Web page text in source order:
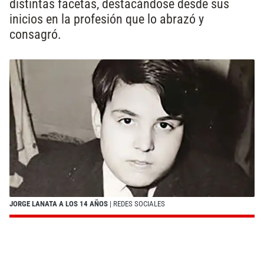
distintas facetas, destacándose desde sus
inicios en la profesión que lo abrazó y
consagró.
JORGE LANATA A LOS 14 AÑOS | REDES SOCIALES